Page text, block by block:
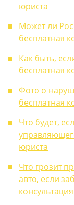
юриста
Может ли
бесплатная
Как быть,
бесплатная
Фото о
бесплатная
Что будет,
юриста
Что грозит
авто, если